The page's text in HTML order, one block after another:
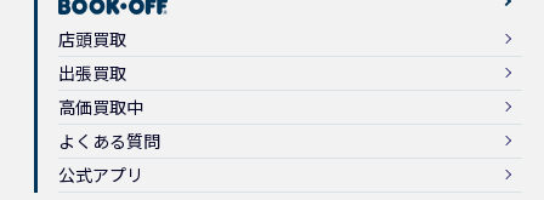
店頭買取
出張買取
高価買取中
よくある質問
公式アプリ